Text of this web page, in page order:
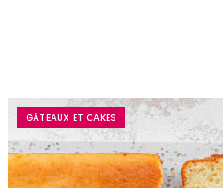
GÂTEAUX ET CAKES